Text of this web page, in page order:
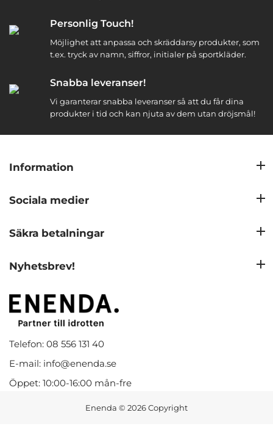
Personlig Touch!
Möjlighet att anpassa och skräddarsy produkter, som
t.ex. tryck av namn, siffror, initialer på sportkläder.
Snabba leveranser!
Vi garanterar snabba leveranser så att du får dina
produkter i tid och kan njuta av dem utan dröjsmål!
Telefon: 08 556 131 40
E-mail: info@enenda.se
Öppet: 10:00-16:00 mån-fre
Information
Sociala medier
Säkra betalningar
Nyhetsbrev!
Enenda © 2026 Copyright